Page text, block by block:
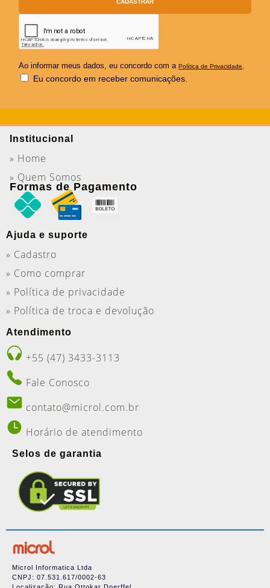
Ao informar meus dados, eu concordo com aPolítica de Privacidade
Eu concordo em receber comunicações.
Institucional
» Home
» Quem Somos
Formas de Pagamento
Ajuda e suporte
» Cadastro
» Como comprar
» Política de privacidade
» Política de troca e devolução
Atendimento
+55 (47) 3433-3113
Fale Conosco
contato@microl.com.br
Horário de atendimento
Selos de garantia
Microl Informatica Ltda
CNPJ: 07.531.617/0002-63